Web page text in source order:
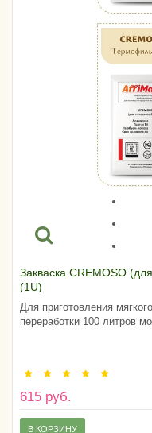
Закваска CREMOSO
(1U)
Для приготовления
переработки 100 литров
615 руб.
В КОРЗИНУ